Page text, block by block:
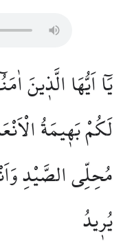
يَٓا اَيُّهَا الَّذ۪ينَ
لَكُمْ بَه۪يمَةُ
مُحِلِّي الصَّيْدِ
يُر۪يدُ